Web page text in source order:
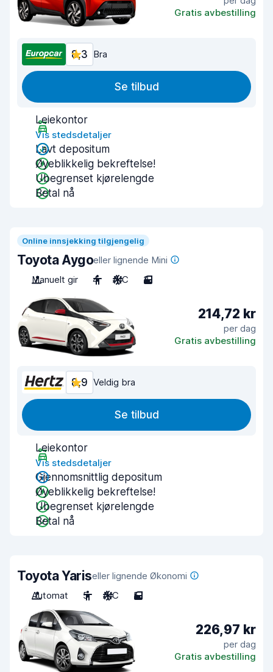
Gratis avbestilling
8,3 Bra
Se tilbud
Leiekontor
Vis stedsdetaljer
Lavt depositum
Øyeblikkelig bekreftelse!
Ubegrenset kjørelengde
Betal nå
Online innsjekking tilgjengelig
Toyota Aygoeller lignende Mini
Manuelt gir
4 A/C 3
214,72 kr
per dag
Gratis avbestilling
8,9 Veldig bra
Se tilbud
Leiekontor
Vis stedsdetaljer
Gjennomsnittlig depositum
Øyeblikkelig bekreftelse!
Ubegrenset kjørelengde
Betal nå
Toyota Yariseller lignende Økonomi
Automat
5 A/C 5
226,97 kr
per dag
Gratis avbestilling